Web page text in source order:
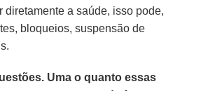
diretamente a saúde, isso pode,
bloqueios, suspensão de
Uma o quanto essas